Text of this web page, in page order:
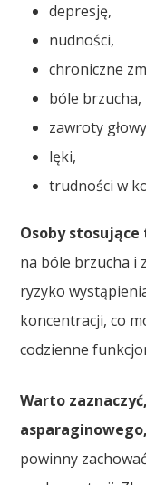
depresję,
nudności,
chroniczne
bóle brzucha,
zawroty
lęki,
trudności w
Osoby
na bóle brzucha i
ryzyko
koncentracji, co
codzienne
Warto
asparaginowego,
powinny